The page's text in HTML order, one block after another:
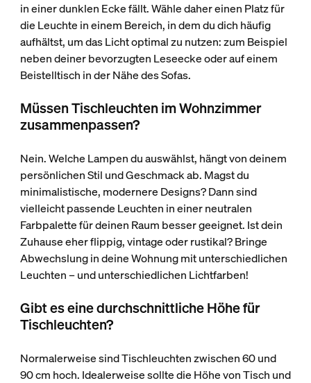
in einer dunklen Ecke fällt. Wähle daher einen Platz für
die Leuchte in einem Bereich, in dem du dich häufig
aufhältst, um das Licht optimal zu nutzen: zum Beispiel
neben deiner bevorzugten Leseecke oder auf einem
Beistelltisch in der Nähe des Sofas.
Müssen Tischleuchten im Wohnzimmer
zusammenpassen?
Nein. Welche Lampen du auswählst, hängt von deinem
persönlichen Stil und Geschmack ab. Magst du
minimalistische, modernere Designs? Dann sind
vielleicht passende Leuchten in einer neutralen
Farbpalette für deinen Raum besser geeignet. Ist dein
Zuhause eher flippig, vintage oder rustikal? Bringe
Abwechslung in deine Wohnung mit unterschiedlichen
Leuchten – und unterschiedlichen Lichtfarben!
Gibt es eine durchschnittliche Höhe für
Tischleuchten?
Normalerweise sind Tischleuchten zwischen 60 und
90 cm hoch. Idealerweise sollte die Höhe von Tisch und